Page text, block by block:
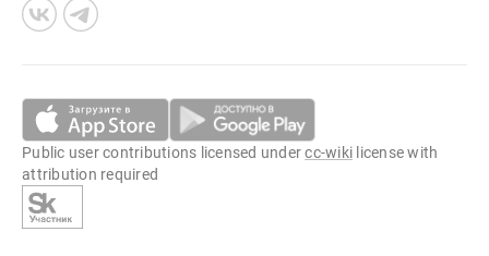
Public user contributions licensed undercc-wiki license with
attribution required